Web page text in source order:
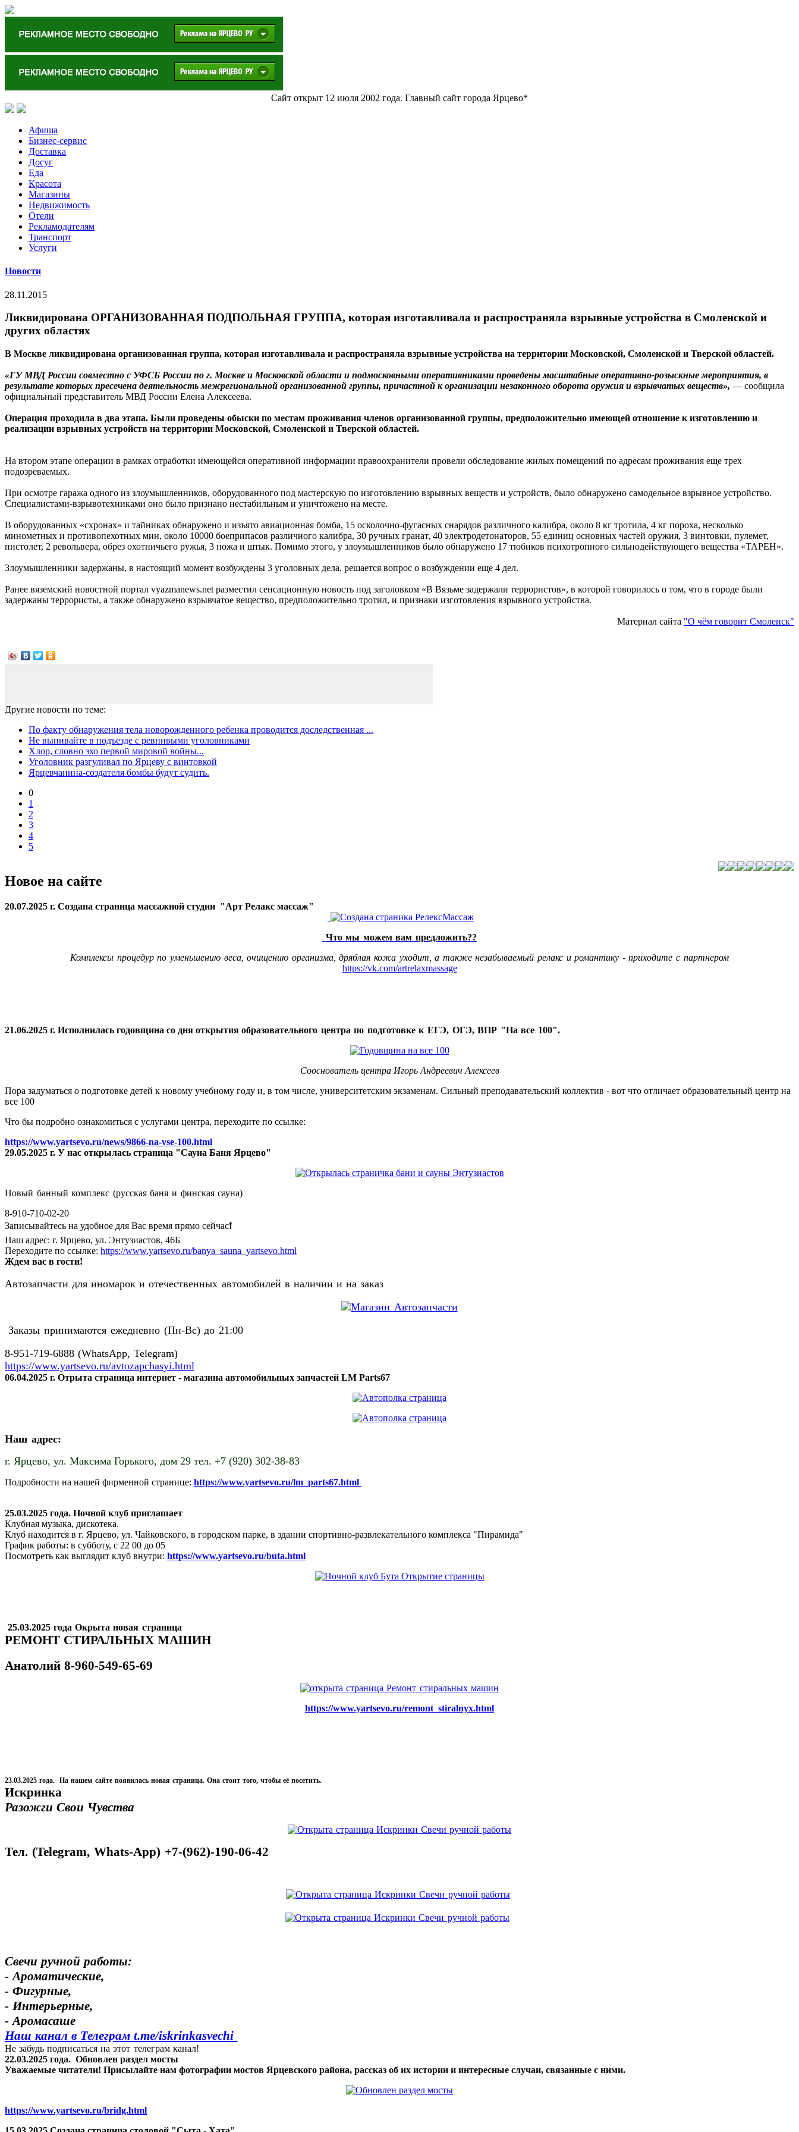
Сайт открыт 12 июля 2002 года. Главный сайт города Ярцево*
Афиша
Бизнес-сервис
Доставка
Досуг
Еда
Красота
Магазины
Недвижимость
Отели
Рекламодателям
Транспорт
Услуги
Новости
28.11.2015
Ликвидирована ОРГАНИЗОВАННАЯ ПОДПОЛЬНАЯ ГРУППА, которая изготавливала и распространяла взрывные устройства в Смоленской и
других областях
В Москве ликвидирована организованная группа, которая изготавливала и распространяла взрывные устройства на территории Московской, Смоленской и Тверской областей.
«ГУ МВД России совместно с УФСБ России по г. Москве и Московской области и подмосковными оперативниками проведены масштабные оперативно-розыскные мероприятия, в
результате которых пресечена деятельность межрегиональной организованной группы, причастной к организации незаконного оборота оружия и взрывчатых веществ», — сообщила
официальный представитель МВД России Елена Алексеева.
Операция проходила в два этапа. Были проведены обыски по местам проживания членов организованной группы, предположительно имеющей отношение к изготовлению и
реализации взрывных устройств на территории Московской, Смоленской и Тверской областей.
На втором этапе операции в рамках отработки имеющейся оперативной информации правоохранители провели обследование жилых помещений по адресам проживания еще трех
подозреваемых.
При осмотре гаража одного из злоумышленников, оборудованного под мастерскую по изготовлению взрывных веществ и устройств, было обнаружено самодельное взрывное устройство.
Специалистами-взрывотехниками оно было признано нестабильным и уничтожено на месте.
В оборудованных «схронах» и тайниках обнаружено и изъято авиационная бомба, 15 осколочно-фугасных снарядов различного калибра, около 8 кг тротила, 4 кг пороха, несколько
минометных и противопехотных мин, около 10000 боеприпасов различного калибра, 30 ручных гранат, 40 электродетонаторов, 55 единиц основных частей оружия, 3 винтовки, пулемет,
пистолет, 2 револьвера, обрез охотничьего ружья, 3 ножа и штык. Помимо этого, у злоумышленников было обнаружено 17 тюбиков психотропного сильнодействующего вещества «ТАРЕН».
Злоумышленники задержаны, в настоящий момент возбуждены 3 уголовных дела, решается вопрос о возбуждении еще 4 дел.
Ранее вяземский новостной портал vyazmanews.net разместил сенсационную новость под заголовком «В Вязьме задержали террористов», в которой говорилось о том, что в городе были
задержаны террористы, а также обнаружено взрывчатое вещество, предположительно тротил, и признаки изготовления взрывного устройства.
Материал сайта "О чём говорит Смоленск"
Другие новости по теме:
По факту обнаружения тела новорожденного ребенка проводится доследственная ...
Не выпивайте в подъезде с ревнивыми уголовниками
Хлор, словно эхо первой мировой войны...
Уголовник разгуливал по Ярцеву с винтовкой
Ярцевчанина-создателя бомбы будут судить.
0
1
2
3
4
5
Новое на сайте
20.07.2025 г. Создана страница массажной студии "Арт Релакс массаж"
Что мы можем вам предложить??
Комплексы процедур по уменьшению веса, очищению организма, дряблая кожа уходит, а также незабываемый релакс и романтику - приходите с партнером
https://vk.com/artrelaxmassage
21.06.2025 г. Исполнилась годовщина со дня открытия образовательного центра по подготовке к ЕГЭ, ОГЭ, ВПР "На все 100".
Сооснователь центра Игорь Андреевич Алексеев
Пора задуматься о подготовке детей к новому учебному году и, в том числе, университетским экзаменам. Сильный преподавательский коллектив - вот что отличает образовательный центр на
все 100
Что бы подробно ознакомиться с услугами центра, переходите по ссылке:
https://www.yartsevo.ru/news/9866-na-vse-100.html
29.05.2025 г. У нас открылась страница "Сауна Баня Ярцево"
Новый банный комплекс (русская баня и финская сауна)
8-910-710-02-20
Записывайтесь на удобное для Вас время прямо сейчас❗️
Наш адрес: г. Ярцево, ул. Энтузиастов, 46Б
Переходите по ссылке: https://www.yartsevo.ru/banya_sauna_yartsevo.html
Ждем вас в гости!
Автозапчасти для иномарок и отечественных автомобилей в наличии и на заказ
Заказы принимаются ежедневно (Пн-Вс) до 21:00
8-951-719-6888 (WhatsApp, Telegram)
https://www.yartsevo.ru/avtozapchasyi.html
06.04.2025 г. Отрыта страница интернет - магазина автомобильных запчастей LM Parts67
Наш адрес:
г. Ярцево, ул. Максима Горького, дом 29 тел. +7 (920) 302-38-83
Подробности на нашей фирменной странице: https://www.yartsevo.ru/lm_parts67.html
25.03.2025 года. Ночной клуб приглашает
Клубная музыка, дискотека.
Клуб находится в г. Ярцево, ул. Чайковского, в городском парке, в здании спортивно-развлекательного комплекса "Пирамида"
График работы: в субботу, с 22 00 до 05
Посмотреть как выглядит клуб внутри: https://www.yartsevo.ru/buta.html
25.03.2025 года Окрыта новая страница
РЕМОНТ СТИРАЛЬНЫХ МАШИН
Анатолий 8-960-549-65-69
https://www.yartsevo.ru/remont_stiralnyx.html
23.03.2025 года. На нашем сайте появилась новая страница. Она стоит того, чтобы её посетить.
Искринка
Разожги Свои Чувства
Тел. (Telegram, Whats-App) +7-(962)-190-06-42
Свечи ручной работы:
- Ароматические,
- Фигурные,
- Интерьерные,
- Аромасаше
Наш канал в Телеграм t.me/iskrinkasvechi
Не забудь подписаться на этот телеграм канал!
22.03.2025 года. Обновлен раздел мосты
Уважаемые читатели! Присылайте нам фотографии мостов Ярцевского района, рассказ об их истории и интересные случаи, связанные с ними.
https://www.yartsevo.ru/bridg.html